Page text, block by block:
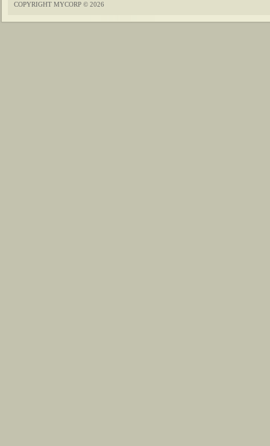
COPYRIGHT MYCORP © 2026